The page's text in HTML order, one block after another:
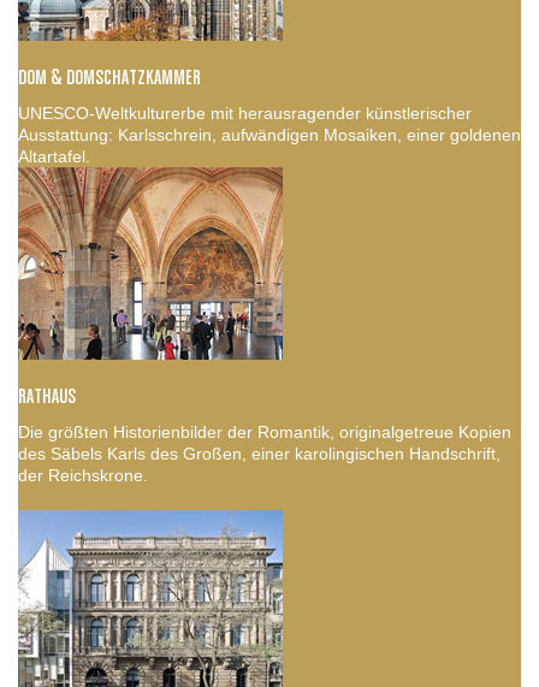
DOM & DOMSCHATZKAMMER
UNESCO-Weltkulturerbe mit herausragender künstlerischer
Ausstattung: Karlsschrein, aufwändigen Mosaiken, einer goldenen
Altartafel.
RATHAUS
Die größten Historienbilder der Romantik, originalgetreue Kopien
des Säbels Karls des Großen, einer karolingischen Handschrift,
der Reichskrone.